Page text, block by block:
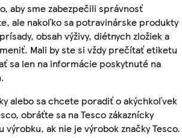
aby sme zabezpečili správnosť
ale nakoľko sa potravinárske produkty
obsah výživy, diétnych zložiek a
Mali by ste si vždy prečítať etiketu
sa len na informácie poskytnuté na
alebo sa chcete poradiť o akýchkoľvek
obráťte sa na Tesco zákaznícky
výrobku, ak nie je výrobok značky Tesco.